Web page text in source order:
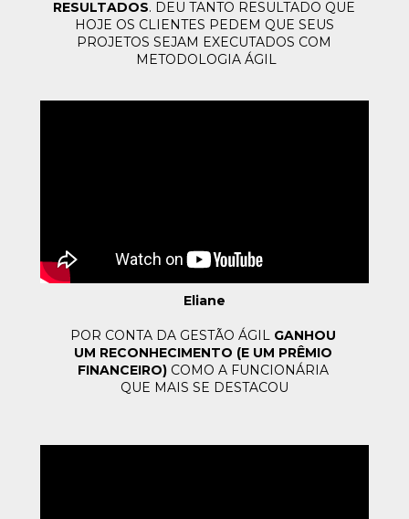
RESULTADOS. DEU TANTO RESULTADO QUE
PROJETOS SEJAM EXECUTADOS COM
METODOLOGIA ÁGIL
Eliane
POR CONTA DA GESTÃO ÁGIL GANHOU
UM RECONHECIMENTO (E UM PRÊMIO
FINANCEIRO) COMO A FUNCIONÁRIA
QUE MAIS SE DESTACOU